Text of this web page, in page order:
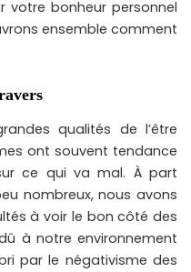
bonheur personnel
ensemble comment
qualités de l’être
ont souvent tendance
ce qui va mal. À part
nombreux, nous avons
à voir le bon côté des
à notre environnement
par le négativisme des